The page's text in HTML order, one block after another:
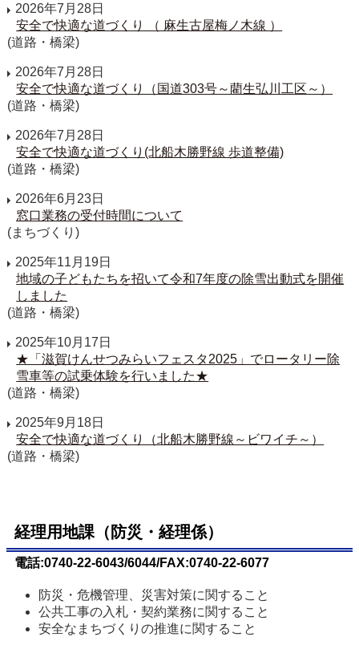
2026年7月28日
安全で快適な道づくり （ 麻生古屋梅ノ木線 ）
(道路・橋梁)
2026年7月28日
安全で快適な道づくり（国道303号～藺生弘川工区～）
(道路・橋梁)
2026年7月28日
安全で快適な道づくり(北船木勝野線 歩道整備)
(道路・橋梁)
2026年6月23日
窓口業務の受付時間について
(まちづくり)
2025年11月19日
地域の子どもたちを招いて令和7年度の除雪出動式を開催
しました
(道路・橋梁)
2025年10月17日
★「滋賀けんせつみらいフェスタ2025」でロータリー除
雪車等の試乗体験を行いました★
(道路・橋梁)
2025年9月18日
安全で快適な道づくり（北船木勝野線～ビワイチ～）
(道路・橋梁)
経理用地課（防災・経理係）
電話:0740-22-6043/6044/FAX:0740-22-6077
防災・危機管理、災害対策に関すること
公共工事の入札・契約業務に関すること
安全なまちづくりの推進に関すること